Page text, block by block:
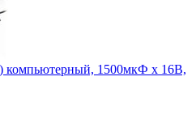
компьютерный, 1500мкФ х 16В,